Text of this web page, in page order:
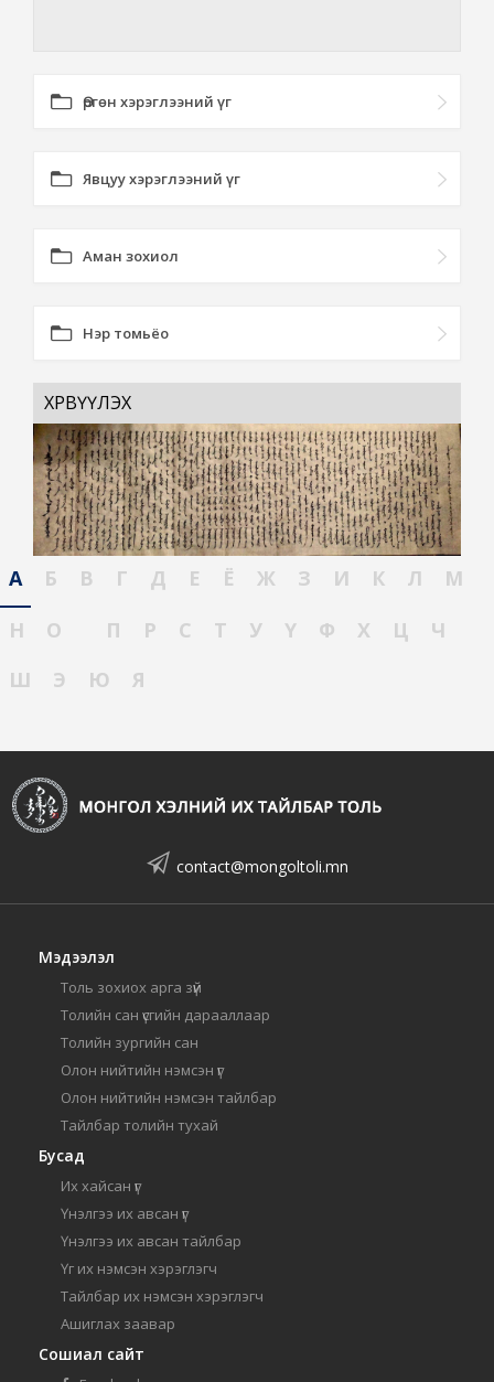
Өргөн хэрэглээний үг
Явцуу хэрэглээний үг
Аман зохиол
Нэр томьёо
ХӨРВҮҮЛЭХ
А Б В Г Д Е Ё Ж З И К Л
М
Н
О П Р С Т У Ү Ф Х Ц
Ч
Ш
Э Ю Я
contact@mongoltoli.mn
Мэдээлэл
Толь зохиох арга зүй
Толийн сан үсгийн дарааллаар
Толийн зургийн сан
Олон нийтийн нэмсэн үг
Олон нийтийн нэмсэн тайлбар
Тайлбар толийн тухай
Бусад
Их хайсан үг
Үнэлгээ их авсан үг
Үнэлгээ их авсан тайлбар
Үг их нэмсэн хэрэглэгч
Тайлбар их нэмсэн хэрэглэгч
Ашиглах заавар
Сошиал сайт